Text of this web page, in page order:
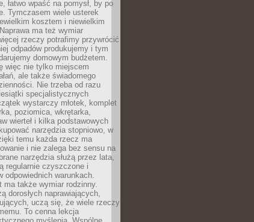
łatwo wpaść na pomysł, by po
Tymczasem wiele usterek
kosztem i niewielkim
ma też wymiar
rzeczy potrafimy przywrócić
odpadów produkujemy i tym
domowym budżetem.
więc nie tylko miejscem
ale także świadomego
Nie trzeba od razu
specjalistycznych
wystarczy młotek, komplet
poziomica, wkrętarka,
wierteł i kilka podstawowych
narzędzia stopniowo, w
temu każda rzecz ma
i nie zalega bez sensu na
narzędzia służą przez lata,
regularnie czyszczone i
odpowiednich warunkach.
ma także wymiar rodzinny.
dorosłych naprawiających,
uczą się, że wiele rzeczy
To cenna lekcja